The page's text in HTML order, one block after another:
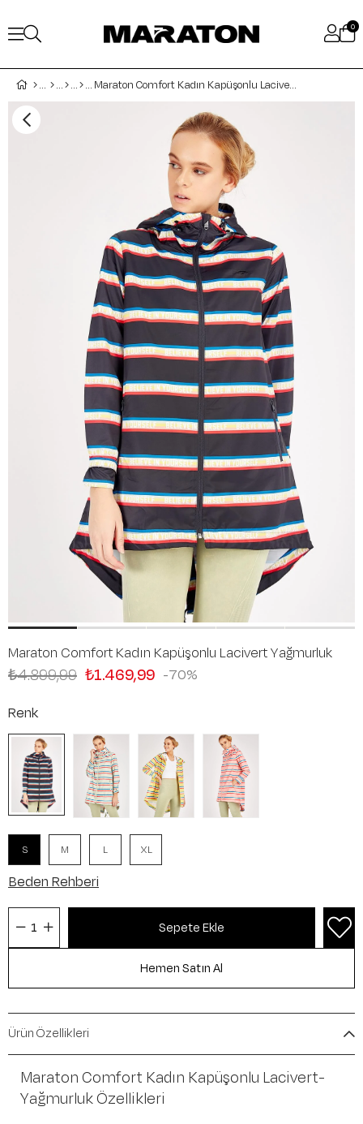
0
Maraton Comfort Kadın Kapüşonlu Lacivert Yağmurluk
Maraton Comfort Kadın Kapüşonlu Lacivert Yağmurluk
70
₺4.899,99 ₺1.469,99
Renk
S M L XL
Beden Rehberi
Ürün Özellikleri
Maraton Comfort Kadın Kapüşonlu Lacivert-
Yağmurluk Özellikleri